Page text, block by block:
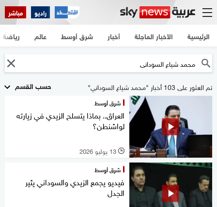
راديو مباشر
الرئيسية الأخبار العاجلة أخبار شرق أوسط عالم رياضة
حسب القسم تم العثور على 103 أخبار "محمد شياع السوداني"
شرق أوسط
العراق.. بماذا يتسلح الزيدي في زيارته
لواشنطن؟
l 13 يوليو 2026
شرق أوسط
فيديو يجمع الزيدي والسوداني يثير
الجدل